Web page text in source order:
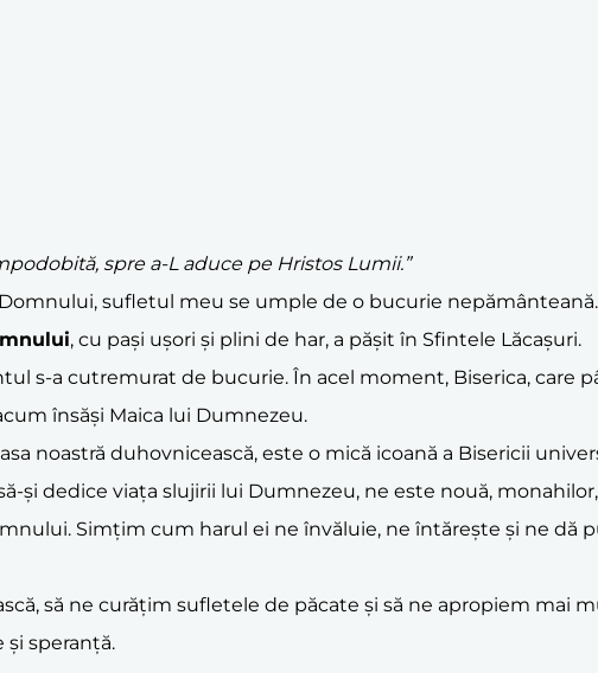
spre a-L aduce pe Hristos Lumii.”
sufletul meu se umple de o bucurie
, cu pași ușori și plini de har, a pășit în Sfintele Lăcașuri.
s-a cutremurat de bucurie. În acel moment, Biserica, care
însăși Maica lui Dumnezeu.
noastră duhovnicească, este o mică icoană a Bisericii
și dedice viața slujirii lui Dumnezeu, ne este nouă,
Simțim cum harul ei ne învăluie, ne întărește și ne dă
să ne curățim sufletele de păcate și să ne apropiem mai
și speranță.